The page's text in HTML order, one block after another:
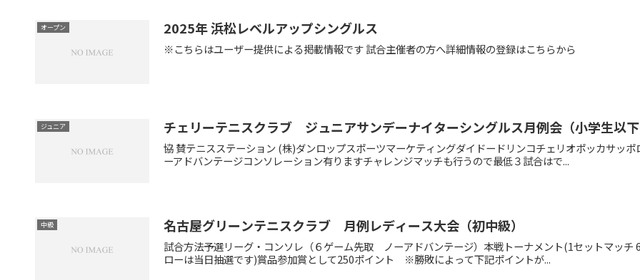
オープン 2025年 浜松レベルアップシングルス
※こちらはユーザー提供による掲載情報です 試合主催者の方へ詳細情報の登録はこちらから
ジュニア チェリーテニスクラブ ジュニアサンデーナイターシングルス月例会（小学生以
協 賛テニスステーション (株)ダンロップスポーツマーケティングダイドードリンコチェリオポッカサッ
ーアドバンテージコンソレーション有りますチャレンジマッチも行うので最低３試合はで...
中級 名古屋グリーンテニスクラブ 月例レディース大会（初中級）
試合方法予選リーグ・コンソレ（６ゲーム先取 ノーアドバンテージ）本戦トーナメント(1セットマッ
ローは当日抽選です)賞品参加賞として250ポイント ※勝敗によって下記ポイントが...